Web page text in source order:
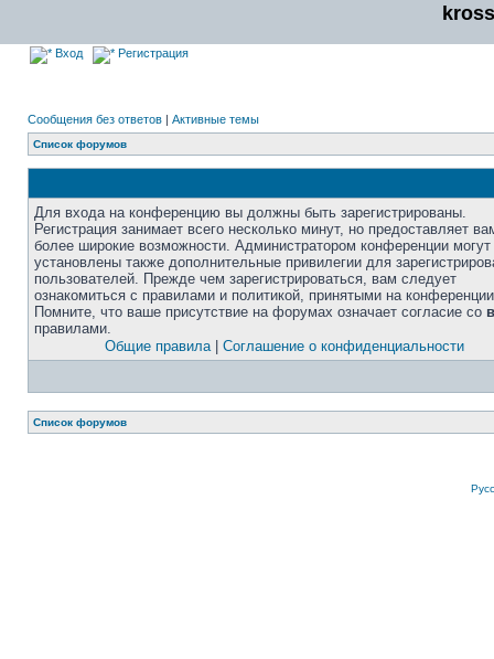
Вход Регистрация
Сообщения без ответов | Активные темы
Список форумов
Для входа на конференцию вы должны быть зарегистрированы.
Регистрация занимает всего несколько минут, но предоставляет
более широкие возможности. Администратором конференции
установлены также дополнительные привилегии для
пользователей. Прежде чем зарегистрироваться, вам следует
ознакомиться с правилами и политикой, принятыми на
Помните, что ваше присутствие на форумах означает согласие со
правилами.
Общие правила| Соглашение о конфиденциальности
Список форумов